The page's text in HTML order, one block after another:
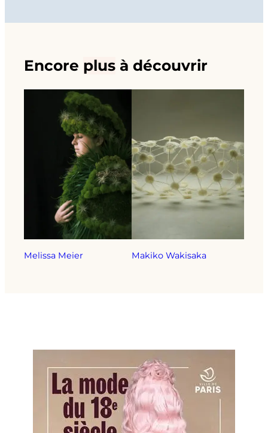
Encore plus à découvrir
Melissa Meier Makiko Wakisaka